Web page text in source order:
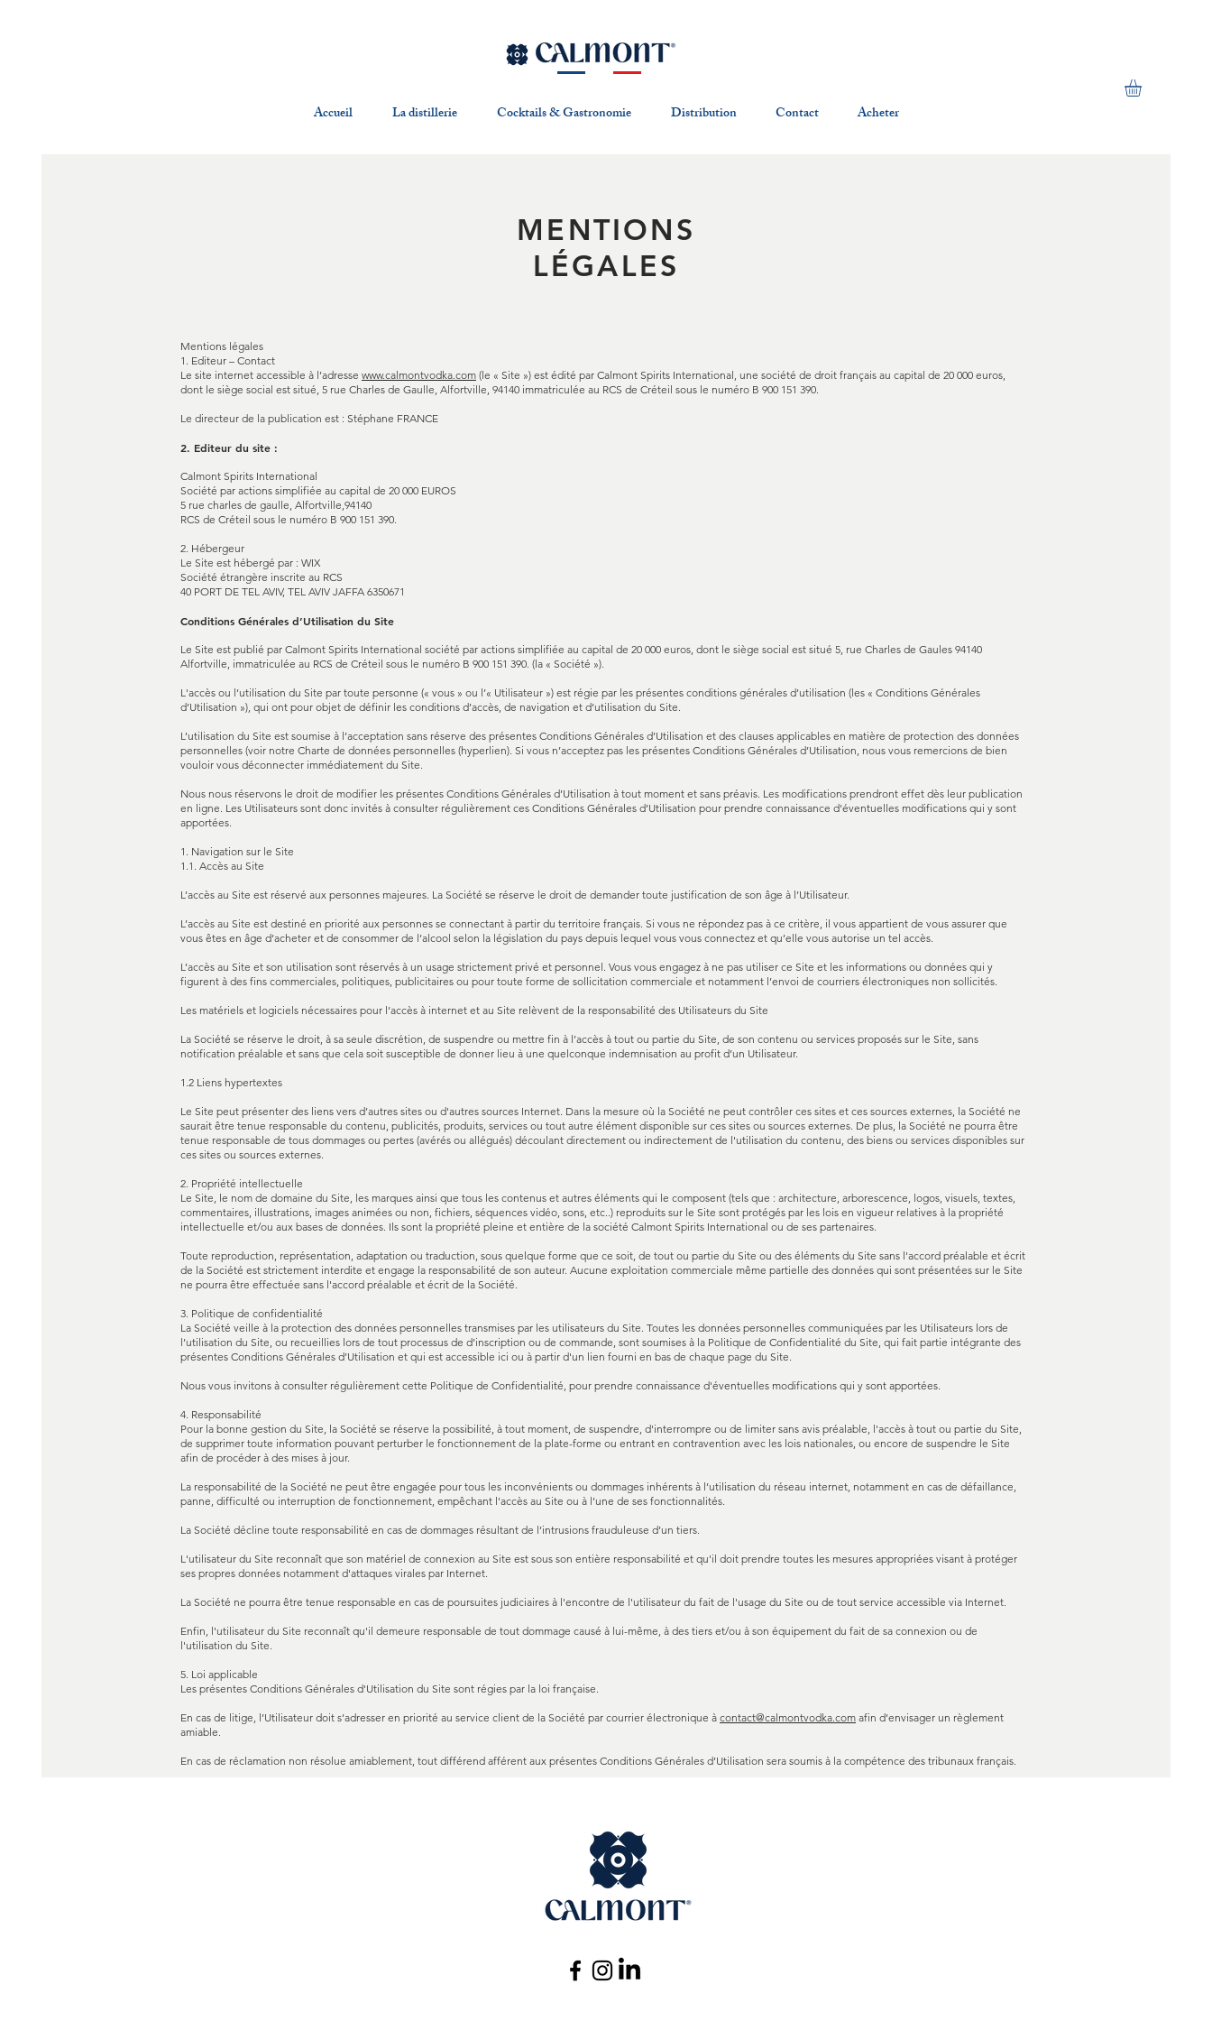
Accueil La distillerie Cocktails & Gastronomie Distribution Contact Acheter
MENTIONS
LÉGALES
Mentions légales
1. Editeur – Contact
Le site internet accessible à l’adresse www.calmontvodka.com (le « Site ») est édité par Calmont Spirits International, une société de droit français au capital de 20 000 euros,
dont le siège social est situé, 5 rue Charles de Gaulle, Alfortville, 94140 immatriculée au RCS de Créteil sous le numéro B 900 151 390.
Le directeur de la publication est : Stéphane FRANCE
2. Editeur du site :
Calmont Spirits International
Société par actions simplifiée au capital de 20 000 EUROS
5 rue charles de gaulle, Alfortville,94140
RCS de Créteil sous le numéro B 900 151 390.
2. Hébergeur
Le Site est hébergé par : WIX
Société étrangère inscrite au RCS
40 PORT DE TEL AVIV, TEL AVIV JAFFA 6350671
Conditions Générales d’Utilisation du Site
Le Site est publié par Calmont Spirits International société par actions simplifiée au capital de 20 000 euros, dont le siège social est situé 5, rue Charles de Gaules 94140
Alfortville, immatriculée au RCS de Créteil sous le numéro B 900 151 390. (la « Société »).
L'accès ou l’utilisation du Site par toute personne (« vous » ou l’« Utilisateur ») est régie par les présentes conditions générales d’utilisation (les « Conditions Générales
d’Utilisation »), qui ont pour objet de définir les conditions d’accès, de navigation et d’utilisation du Site.
L’utilisation du Site est soumise à l’acceptation sans réserve des présentes Conditions Générales d’Utilisation et des clauses applicables en matière de protection des données
personnelles (voir notre Charte de données personnelles (hyperlien). Si vous n’acceptez pas les présentes Conditions Générales d’Utilisation, nous vous remercions de bien
vouloir vous déconnecter immédiatement du Site.
Nous nous réservons le droit de modifier les présentes Conditions Générales d’Utilisation à tout moment et sans préavis. Les modifications prendront effet dès leur publication
en ligne. Les Utilisateurs sont donc invités à consulter régulièrement ces Conditions Générales d’Utilisation pour prendre connaissance d'éventuelles modifications qui y sont
apportées.
1. Navigation sur le Site
1.1. Accès au Site
L’accès au Site est réservé aux personnes majeures. La Société se réserve le droit de demander toute justification de son âge à l’Utilisateur.
L’accès au Site est destiné en priorité aux personnes se connectant à partir du territoire français. Si vous ne répondez pas à ce critère, il vous appartient de vous assurer que
vous êtes en âge d’acheter et de consommer de l’alcool selon la législation du pays depuis lequel vous vous connectez et qu’elle vous autorise un tel accès.
L’accès au Site et son utilisation sont réservés à un usage strictement privé et personnel. Vous vous engagez à ne pas utiliser ce Site et les informations ou données qui y
figurent à des fins commerciales, politiques, publicitaires ou pour toute forme de sollicitation commerciale et notamment l’envoi de courriers électroniques non sollicités.
Les matériels et logiciels nécessaires pour l’accès à internet et au Site relèvent de la responsabilité des Utilisateurs du Site
La Société se réserve le droit, à sa seule discrétion, de suspendre ou mettre fin à l’accès à tout ou partie du Site, de son contenu ou services proposés sur le Site, sans
notification préalable et sans que cela soit susceptible de donner lieu à une quelconque indemnisation au profit d’un Utilisateur.
1.2 Liens hypertextes
Le Site peut présenter des liens vers d’autres sites ou d'autres sources Internet. Dans la mesure où la Société ne peut contrôler ces sites et ces sources externes, la Société ne
saurait être tenue responsable du contenu, publicités, produits, services ou tout autre élément disponible sur ces sites ou sources externes. De plus, la Société ne pourra être
tenue responsable de tous dommages ou pertes (avérés ou allégués) découlant directement ou indirectement de l'utilisation du contenu, des biens ou services disponibles sur
ces sites ou sources externes.
2. Propriété intellectuelle
Le Site, le nom de domaine du Site, les marques ainsi que tous les contenus et autres éléments qui le composent (tels que : architecture, arborescence, logos, visuels, textes,
commentaires, illustrations, images animées ou non, fichiers, séquences vidéo, sons, etc..) reproduits sur le Site sont protégés par les lois en vigueur relatives à la propriété
intellectuelle et/ou aux bases de données. Ils sont la propriété pleine et entière de la société Calmont Spirits International ou de ses partenaires.
Toute reproduction, représentation, adaptation ou traduction, sous quelque forme que ce soit, de tout ou partie du Site ou des éléments du Site sans l'accord préalable et écrit
de la Société est strictement interdite et engage la responsabilité de son auteur. Aucune exploitation commerciale même partielle des données qui sont présentées sur le Site
ne pourra être effectuée sans l'accord préalable et écrit de la Société.
3. Politique de confidentialité
La Société veille à la protection des données personnelles transmises par les utilisateurs du Site. Toutes les données personnelles communiquées par les Utilisateurs lors de
l’utilisation du Site, ou recueillies lors de tout processus de d’inscription ou de commande, sont soumises à la Politique de Confidentialité du Site, qui fait partie intégrante des
présentes Conditions Générales d’Utilisation et qui est accessible ici ou à partir d'un lien fourni en bas de chaque page du Site.
Nous vous invitons à consulter régulièrement cette Politique de Confidentialité, pour prendre connaissance d'éventuelles modifications qui y sont apportées.
4. Responsabilité
Pour la bonne gestion du Site, la Société se réserve la possibilité, à tout moment, de suspendre, d'interrompre ou de limiter sans avis préalable, l'accès à tout ou partie du Site,
de supprimer toute information pouvant perturber le fonctionnement de la plate-forme ou entrant en contravention avec les lois nationales, ou encore de suspendre le Site
afin de procéder à des mises à jour.
La responsabilité de la Société ne peut être engagée pour tous les inconvénients ou dommages inhérents à l’utilisation du réseau internet, notamment en cas de défaillance,
panne, difficulté ou interruption de fonctionnement, empêchant l'accès au Site ou à l’une de ses fonctionnalités.
La Société décline toute responsabilité en cas de dommages résultant de l’intrusions frauduleuse d’un tiers.
L'utilisateur du Site reconnaît que son matériel de connexion au Site est sous son entière responsabilité et qu'il doit prendre toutes les mesures appropriées visant à protéger
ses propres données notamment d'attaques virales par Internet.
La Société ne pourra être tenue responsable en cas de poursuites judiciaires à l'encontre de l'utilisateur du fait de l'usage du Site ou de tout service accessible via Internet.
Enfin, l'utilisateur du Site reconnaît qu'il demeure responsable de tout dommage causé à lui-même, à des tiers et/ou à son équipement du fait de sa connexion ou de
l'utilisation du Site.
5. Loi applicable
Les présentes Conditions Générales d'Utilisation du Site sont régies par la loi française.
En cas de litige, l’Utilisateur doit s’adresser en priorité au service client de la Société par courrier électronique à contact@calmontvodka.com afin d’envisager un règlement
amiable.
En cas de réclamation non résolue amiablement, tout différend afférent aux présentes Conditions Générales d’Utilisation sera soumis à la compétence des tribunaux français.